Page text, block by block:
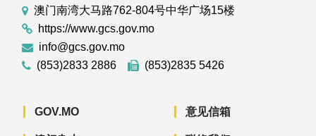
澳门南湾大马路762-804号中华广场15楼
https://www.gcs.gov.mo
info@gcs.gov.mo
(853)2833 2886
(853)2835 5426
GOV.MO 意见信箱